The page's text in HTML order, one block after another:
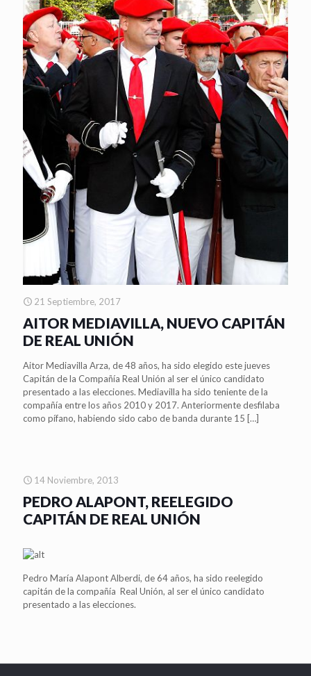
21 Septiembre, 2017
AITOR MEDIAVILLA, NUEVO CAPITÁN
DE REAL UNIÓN
Aitor Mediavilla Arza, de 48 años, ha sido elegido este jueves
Capitán de la Compañía Real Unión al ser el único candidato
presentado a las elecciones. Mediavilla ha sido teniente de la
compañía entre los años 2010 y 2017. Anteriormente desfilaba
como pífano, habiendo sido cabo de banda durante 15 […]
14 Noviembre, 2013
PEDRO ALAPONT, REELEGIDO
CAPITÁN DE REAL UNIÓN
Pedro María Alapont Alberdi, de 64 años, ha sido reelegido
capitán de la compañía Real Unión, al ser el único candidato
presentado a las elecciones.